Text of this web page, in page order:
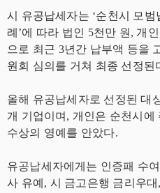
시 유공납세자는 ‘순천시 모
례’에 따라 법인 5천만 원, 개
으로 최근 3년간 납부액 등을
원회 심의를 거쳐 최종 선정된
올해 유공납세자로 선정된 대
개 기업이며, 개인은 순천시에
수상의 영예를 안았다.
유공납세자에게는 인증패 수
사 유예, 시 금고은행 금리우